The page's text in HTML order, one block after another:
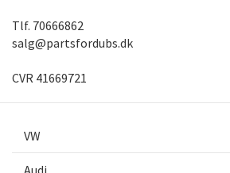
Tlf. 70666862
salg@partsfordubs.dk
CVR 41669721
VW
Audi